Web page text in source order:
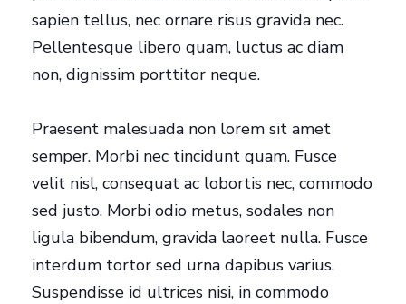
sapien tellus, nec ornare risus gravida nec.
Pellentesque libero quam, luctus ac diam
non, dignissim porttitor neque.
Praesent malesuada non lorem sit amet
semper. Morbi nec tincidunt quam. Fusce
velit nisl, consequat ac lobortis nec, commodo
sed justo. Morbi odio metus, sodales non
ligula bibendum, gravida laoreet nulla. Fusce
interdum tortor sed urna dapibus varius.
Suspendisse id ultrices nisi, in commodo